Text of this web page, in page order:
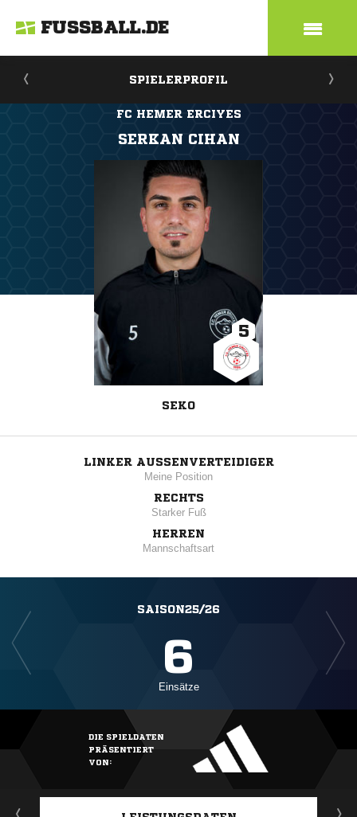
FUSSBALL.DE
SPIELERPROFIL
FC HEMER ERCIYES
SERKAN CIHAN
5
SEKO
LINKER AUSSENVERTEIDIGER
Meine Position
RECHTS
Starker Fuß
HERREN
Mannschaftsart
SAISON25/26
6
Einsätze
DIE SPIELDATEN
PRÄSENTIERT
VON: